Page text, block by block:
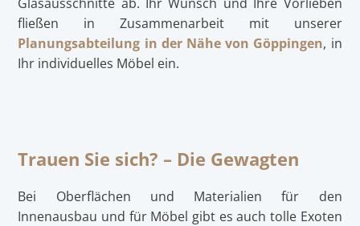
fließen in Zusammenarbeit mit unserer
Planungsabteilung in der Nähe von Göppingen, in
Ihr individuelles Möbel ein.
Trauen Sie sich? – Die Gewagten
Bei Oberflächen und Materialien für den
Innenausbau und für Möbel gibt es auch tolle Exoten